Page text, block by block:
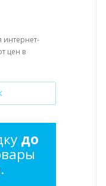
интернет-
цен в
до